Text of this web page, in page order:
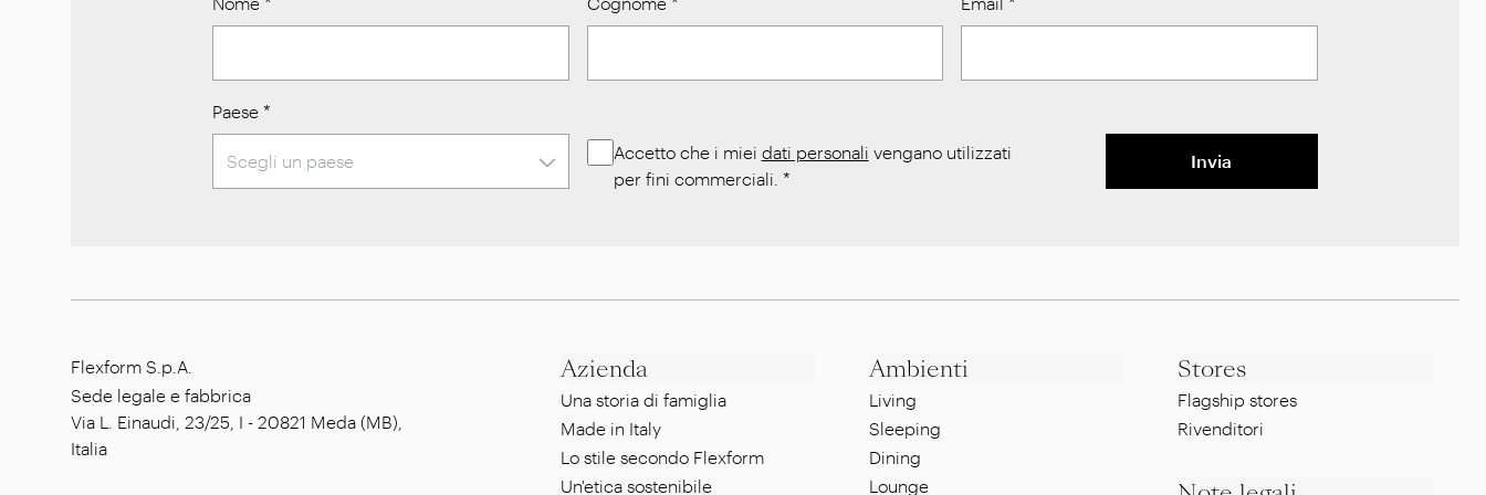
Paese *
Accetto che i miei dati personali vengano utilizzati
per fini commerciali. *
Invia
Flexform S.p.A.
Sede legale e fabbrica
Via L. Einaudi, 23/25, I - 20821 Meda (MB),
Italia
Azienda
Una storia di famiglia
Made in Italy
Lo stile secondo Flexform
Un'etica sostenibile
Ambienti
Living
Sleeping
Dining
Lounge
Stores
Flagship stores
Rivenditori